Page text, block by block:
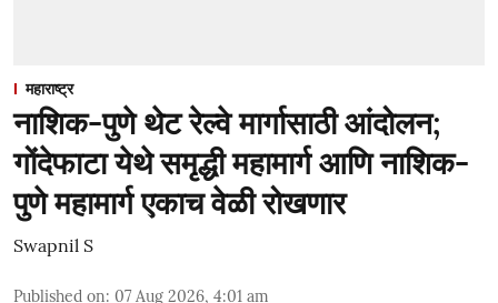
महाराष्ट्र
नाशिक-पुणे थेट रेल्वे मार्गासाठी आंदोलन;
गोंदेफाटा येथे समृद्धी महामार्ग आणि नाशिक-
पुणे महामार्ग एकाच वेळी रोखणार
Swapnil S
Published on: 07 Aug 2026, 4:01 am